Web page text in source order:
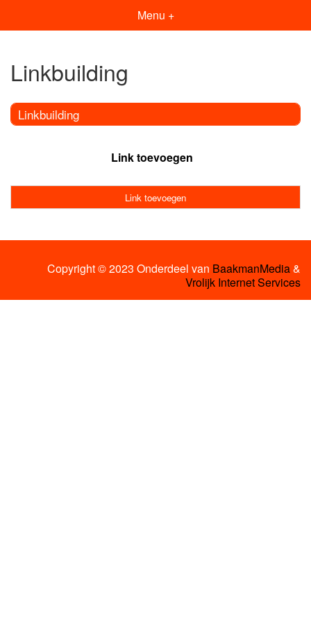
Menu +
Linkbuilding
Linkbuilding
Link toevoegen
Link toevoegen
Copyright © 2023 Onderdeel van BaakmanMedia&
Vrolijk Internet Services